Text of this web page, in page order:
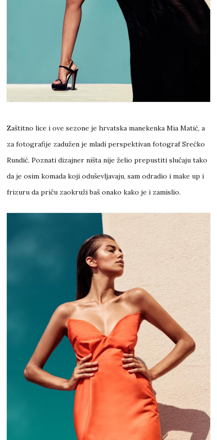
Zaštitno lice i ove sezone je hrvatska manekenka Mia Matić, a
za fotografije zadužen je mladi perspektivan fotograf Srećko
Rundić. Poznati dizajner ništa nije želio prepustiti slučaju tako
da je osim komada koji oduševljavaju, sam odradio i make up i
frizuru da priču zaokruži baš onako kako je i zamislio.